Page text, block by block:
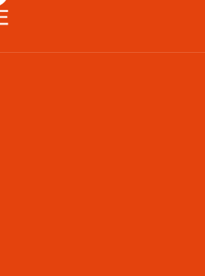
Hulp nodig?